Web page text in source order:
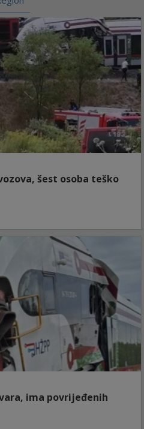
šest osoba teško
ima povrijeđenih